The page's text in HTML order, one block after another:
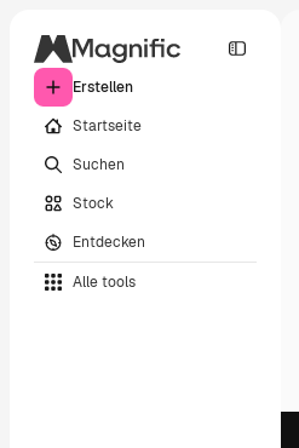
Erstellen
Startseite
Suchen
Stock
Entdecken
Alle tools